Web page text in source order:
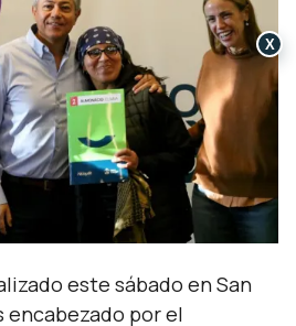
este sábado en San
encabezado por el
X